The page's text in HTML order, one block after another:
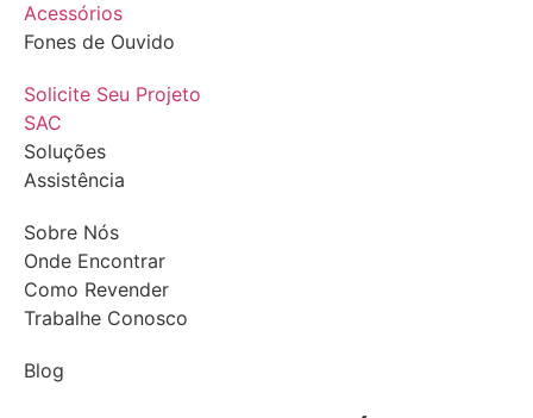
Acessórios
Fones de Ouvido
Solicite Seu Projeto
SAC
Soluções
Assistência
Sobre Nós
Onde Encontrar
Como Revender
Trabalhe Conosco
Blog